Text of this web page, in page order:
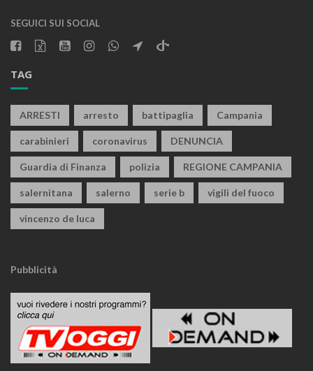
SEGUICI SUI SOCIAL
TAG
ARRESTI arresto battipaglia Campania
carabinieri coronavirus DENUNCIA
Guardia di Finanza polizia REGIONE CAMPANIA
salernitana salerno serie b vigili del fuoco
vincenzo de luca
Pubblicità